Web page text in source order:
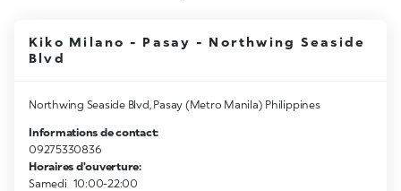
Kiko Milano - Pasay - Northwing Seaside
Blvd
Northwing Seaside Blvd, Pasay (Metro Manila) Philippines
Informations de contact:
09275330836
Horaires d'ouverture:
Samedi 10:00-22:00